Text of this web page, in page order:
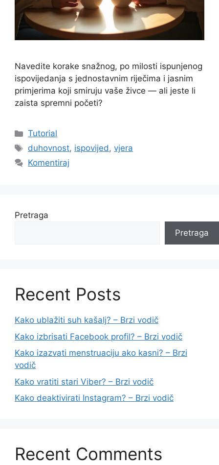
Navedite korake snažnog, po milosti ispunjenog
ispovijedanja s jednostavnim riječima i jasnim
primjerima koji smiruju vaše živce — ali jeste li
zaista spremni početi?
Kategorije
Tutorial
Oznake
duhovnost, ispovijed,vjera
Komentiraj
Pretraga
Pretraga
Recent Posts
Kako ublažiti suh kašalj? – Brzi vodič
Kako izbrisati Facebook profil? – Brzi vodič
Kako izazvati menstruaciju ako kasni? – Brzi
vodič
Kako vratiti stari Viber? – Brzi vodič
Kako deaktivirati Instagram? – Brzi vodič
Recent Comments